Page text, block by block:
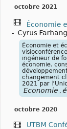
octobre 2021
Économie
- Cyrus
Économie et
ingénieur de
économie,
changement
2021 par
Économie
octobre 2020
UTBM